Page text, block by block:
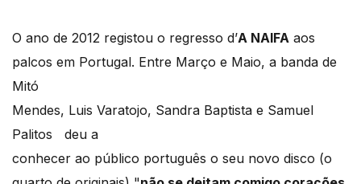
O ano de 2012 registou o regresso d’A NAIFA aos
palcos em Portugal. Entre Março e Maio, a banda de
Mitó
Mendes, Luis Varatojo, Sandra Baptista e Samuel
Palitos deu a
conhecer ao público português o seu novo disco (o